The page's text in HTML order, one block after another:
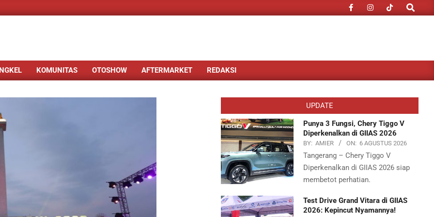
Search
KOMUNITAS OTOSHOW AFTERMARKET REDAKSI
UPDATE
Punya 3 Fungsi, Chery Tiggo V
Diperkenalkan di GIIAS 2026
BY: AMIER ON: 6 AGUSTUS 2026
Tangerang – Chery Tiggo V
Diperkenalkan di GIIAS 2026 siap
membetot perhatian.
Test Drive Grand Vitara di GIIAS
2026: Kepincut Nyamannya!